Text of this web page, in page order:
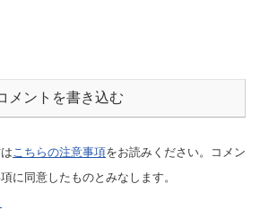
メントを書き込む
こちらの注意事項をお読みください。コメン
に同意したものとみなします。